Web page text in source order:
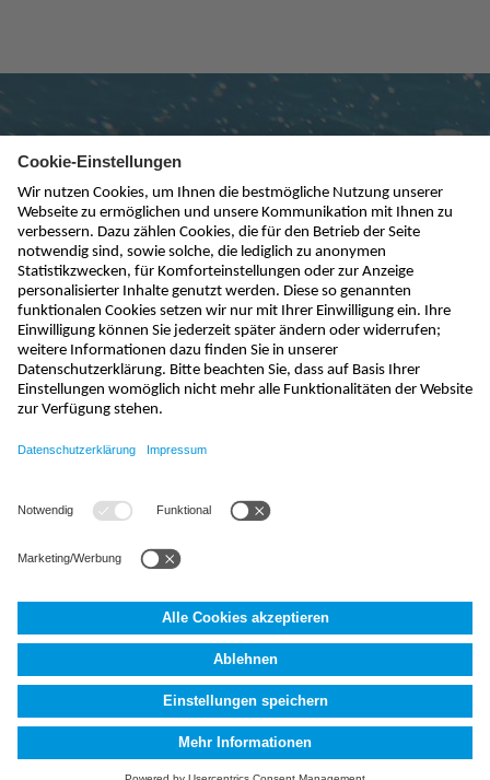
Newsletter abonnieren
absenden
info@nivus.ch
+41 (0) 55 645 20 66
NIVUS AG,Hauptstrasse 35,8750 Glarus, Schweiz
Datenschutzerklärung